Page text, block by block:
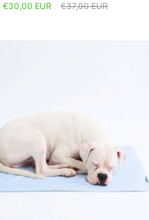
€30,00 EUR
€37,00 EUR